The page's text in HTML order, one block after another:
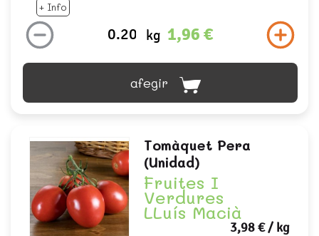
+ Info
kg 1,96 €
afegir
Tomàquet Pera
(unidad)
Fruites I
Verdures
LLuís Macià
3,98 €/ kg